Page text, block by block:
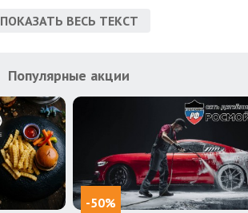
ПОКАЗАТЬ ВЕСЬ ТЕКСТ
Популярные акции
-50%